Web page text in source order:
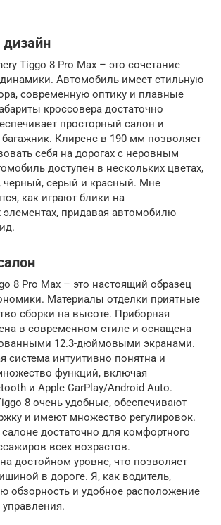
дизайн
Tiggo 8 Pro Max – это сочетание
динамики. Автомобиль имеет стильную
современную оптику и плавные
кроссовера достаточно
просторный салон и
Клиренс в 190 мм позволяет
себя на дорогах с неровным
доступен в нескольких цветах,
черный, серый и красный. Мне
как играют блики на
придавая автомобилю
8 Pro Max – это настоящий образец
Материалы отделки приятные
сборки на высоте. Приборная
в современном стиле и оснащена
12.3-дюймовыми экранами.
система интуитивно понятна и
функций, включая
и Apple CarPlay/Android Auto.
8 очень удобные, обеспечивают
и имеют множество регулировок.
достаточно для комфортного
всех возрастов.
достойном уровне, что позволяет
в дороге. Я, как водитель,
обзорность и удобное расположение